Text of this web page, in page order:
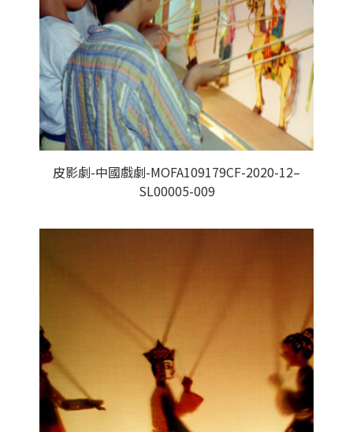
皮影劇-中國戲劇-MOFA109179CF-2020-12–
SL00005-009